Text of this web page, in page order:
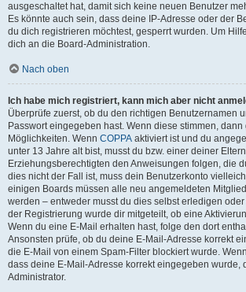
ausgeschaltet hat, damit sich keine neuen Benutzer
Es könnte auch sein, dass deine IP-Adresse oder der
du dich registrieren möchtest, gesperrt wurden. Um
dich an die Board-Administration.
Nach oben
Ich habe mich registriert, kann mich aber nicht
Überprüfe zuerst, ob du den richtigen Benutzernamen
Passwort eingegeben hast. Wenn diese stimmen, dann
Möglichkeiten. Wenn COPPA aktiviert ist und du
unter 13 Jahre alt bist, musst du bzw. einer deiner
Erziehungsberechtigten den Anweisungen folgen, die
dies nicht der Fall ist, muss dein Benutzerkonto
einigen Boards müssen alle neu angemeldeten
werden – entweder musst du dies selbst erledigen oder
der Registrierung wurde dir mitgeteilt, ob eine
Wenn du eine E-Mail erhalten hast, folge den dort
Ansonsten prüfe, ob du deine E-Mail-Adresse korrekt
die E-Mail von einem Spam-Filter blockiert wurde.
dass deine E-Mail-Adresse korrekt eingegeben wurde,
Administrator.